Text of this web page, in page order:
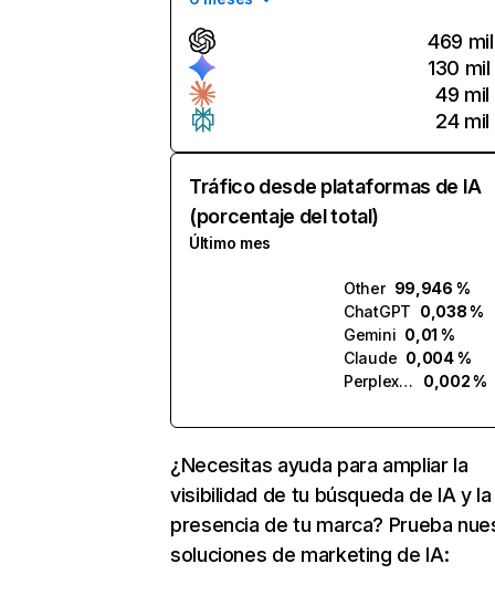
469 mil
130 mil
49 mil
24 mil
Tráfico desde plataformas de IA
(porcentaje del total)
Último mes
Other 99,946 %
ChatGPT 0,038 %
Gemini 0,01 %
Claude 0,004 %
Perplexity
0,002 %
¿Necesitas ayuda para ampliar la
visibilidad de tu búsqueda de IA y la
presencia de tu marca? Prueba
soluciones de marketing de IA: